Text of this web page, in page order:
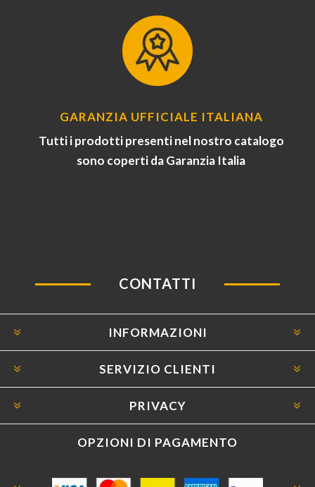
GARANZIA UFFICIALE ITALIANA
Tutti i prodotti presenti nel nostro catalogo
sono coperti da Garanzia Italia
CONTATTI
INFORMAZIONI
SERVIZIO CLIENTI
PRIVACY
OPZIONI DI PAGAMENTO